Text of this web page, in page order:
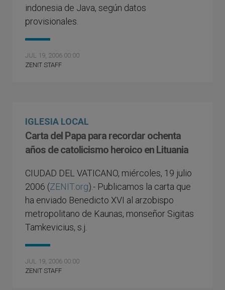
indonesia de Java, según datos
provisionales.
JUL 19, 2006 00:00
ZENIT STAFF
IGLESIA LOCAL
Carta del Papa para recordar ochenta
años de catolicismo heroico en Lituania
CIUDAD DEL VATICANO, miércoles, 19 julio
2006 (ZENIT.org).- Publicamos la carta que
ha enviado Benedicto XVI al arzobispo
metropolitano de Kaunas, monseñor Sigitas
Tamkevicius, s.j.
JUL 19, 2006 00:00
ZENIT STAFF